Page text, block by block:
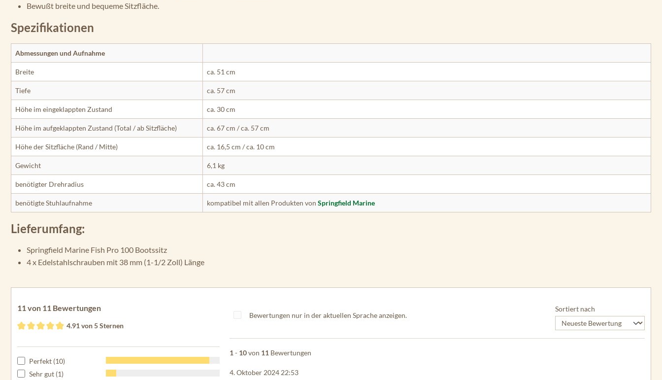
Bewußt breite und bequeme Sitzfläche.
Spezifikationen
Abmessungen und Aufnahme
Breite ca. 51 cm
Tiefe ca. 57 cm
Höhe im eingeklappten Zustand ca. 30 cm
Höhe im aufgeklappten Zustand (Total / ab Sitzfläche) ca. 67 cm / ca. 57 cm
Höhe der Sitzfläche (Rand / Mitte) ca. 16,5 cm / ca. 10 cm
Gewicht 6,1 kg
benötigter Drehradius ca. 43 cm
benötigte Stuhlaufnahme kompatibel mit allen Produkten von Springfield Marine
Lieferumfang:
Springfield Marine Fish Pro 100 Bootssitz
4 x Edelstahlschrauben mit 38 mm (1-1/2 Zoll) Länge
11 von 11 Bewertungen
4.91 von 5 Sternen
Perfekt (10)
Sehr gut (1)
Bewertungen nur in der aktuellen Sprache anzeigen.
Sortiert nach
1 - 10von 11 Bewertungen
4. Oktober 2024 22:53